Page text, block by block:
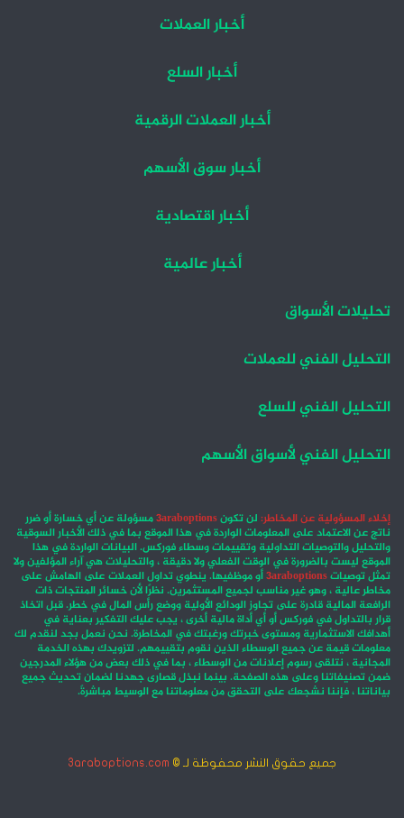
أخبار العملات
أخبار السلع
أخبار العملات الرقمية
أخبار سوق الأسهم
أخبار اقتصادية
أخبار عالمية
تحليلات الأسواق
التحليل الفني للعملات
التحليل الفني للسلع
التحليل الفني لأسواق الأسهم
إخلاء المسؤولية عن المخاطر: لن تكون3araboptionsمسؤولة عن أي خسارة أو ضرر
ناتج عن الاعتماد على المعلومات الواردة في هذا الموقع بما في ذلك الأخبار السوقية
والتحليل والتوصيات التداولية وتقييمات وسطاء فوركس. البيانات الواردة في هذا
الموقع ليست بالضرورة في الوقت الفعلي ولا دقيقة ، والتحليلات هي آراء المؤلفين ولا
تمثل توصيات3araboptionsأو موظفيها. ينطوي تداول العملات على الهامش على
مخاطر عالية ، وهو غير مناسب لجميع المستثمرين. نظرًا لأن خسائر المنتجات ذات
الرافعة المالية قادرة على تجاوز الودائع الأولية ووضع رأس المال في خطر. قبل اتخاذ
قرار بالتداول في فوركس أو أي أداة مالية أخرى ، يجب عليك التفكير بعناية في
أهدافك الاستثمارية ومستوى خبرتك ورغبتك في المخاطرة. نحن نعمل بجد لنقدم لك
معلومات قيمة عن جميع الوسطاء الذين نقوم بتقييمهم. لتزويدك بهذه الخدمة
المجانية ، نتلقى رسوم إعلانات من الوسطاء ، بما في ذلك بعض من هؤلاء المدرجين
ضمن تصنيفاتنا وعلى هذه الصفحة. بينما نبذل قصارى جهدنا لضمان تحديث جميع
بياناتنا ، فإننا نشجعك على التحقق من معلوماتنا مع الوسيط مباشرةً.
جميع حقوق النشر محفوظة لـ © 3araboptions.com